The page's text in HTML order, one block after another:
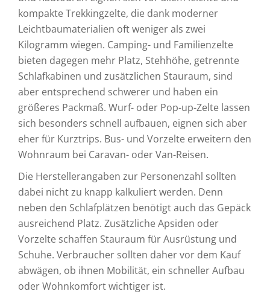
kompakte Trekkingzelte, die dank moderner
Leichtbaumaterialien oft weniger als zwei
Kilogramm wiegen. Camping- und Familienzelte
bieten dagegen mehr Platz, Stehhöhe, getrennte
Schlafkabinen und zusätzlichen Stauraum, sind
aber entsprechend schwerer und haben ein
größeres Packmaß. Wurf- oder Pop-up-Zelte lassen
sich besonders schnell aufbauen, eignen sich aber
eher für Kurztrips. Bus- und Vorzelte erweitern den
Wohnraum bei Caravan- oder Van-Reisen.
Die Herstellerangaben zur Personenzahl sollten
dabei nicht zu knapp kalkuliert werden. Denn
neben den Schlafplätzen benötigt auch das Gepäck
ausreichend Platz. Zusätzliche Apsiden oder
Vorzelte schaffen Stauraum für Ausrüstung und
Schuhe. Verbraucher sollten daher vor dem Kauf
abwägen, ob ihnen Mobilität, ein schneller Aufbau
oder Wohnkomfort wichtiger ist.